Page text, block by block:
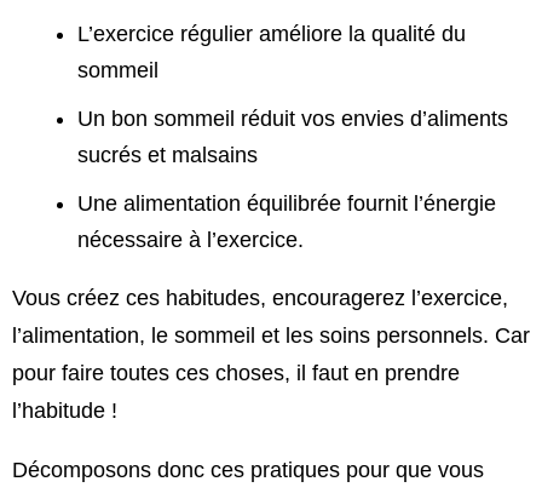
L’exercice régulier améliore la qualité du
sommeil
Un bon sommeil réduit vos envies d’aliments
sucrés et malsains
Une alimentation équilibrée fournit l’énergie
nécessaire à l’exercice.
Vous créez ces habitudes, encouragerez l’exercice,
l’alimentation, le sommeil et les soins personnels. Car
pour faire toutes ces choses, il faut en prendre
l’habitude !
Décomposons donc ces pratiques pour que vous